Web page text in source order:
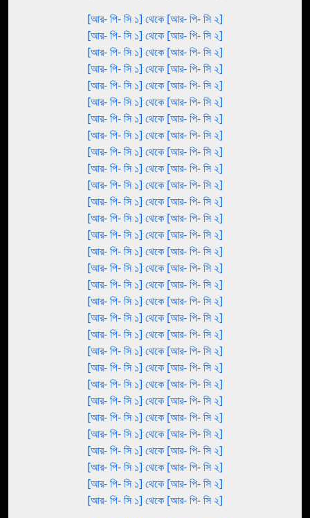
[আর- পি- সি ১] থেকে [আর- পি- সি ২]
[আর- পি- সি ১] থেকে [আর- পি- সি ২]
[আর- পি- সি ১] থেকে [আর- পি- সি ২]
[আর- পি- সি ১] থেকে [আর- পি- সি ২]
[আর- পি- সি ১] থেকে [আর- পি- সি ২]
[আর- পি- সি ১] থেকে [আর- পি- সি ২]
[আর- পি- সি ১] থেকে [আর- পি- সি ২]
[আর- পি- সি ১] থেকে [আর- পি- সি ২]
[আর- পি- সি ১] থেকে [আর- পি- সি ২]
[আর- পি- সি ১] থেকে [আর- পি- সি ২]
[আর- পি- সি ১] থেকে [আর- পি- সি ২]
[আর- পি- সি ১] থেকে [আর- পি- সি ২]
[আর- পি- সি ১] থেকে [আর- পি- সি ২]
[আর- পি- সি ১] থেকে [আর- পি- সি ২]
[আর- পি- সি ১] থেকে [আর- পি- সি ২]
[আর- পি- সি ১] থেকে [আর- পি- সি ২]
[আর- পি- সি ১] থেকে [আর- পি- সি ২]
[আর- পি- সি ১] থেকে [আর- পি- সি ২]
[আর- পি- সি ১] থেকে [আর- পি- সি ২]
[আর- পি- সি ১] থেকে [আর- পি- সি ২]
[আর- পি- সি ১] থেকে [আর- পি- সি ২]
[আর- পি- সি ১] থেকে [আর- পি- সি ২]
[আর- পি- সি ১] থেকে [আর- পি- সি ২]
[আর- পি- সি ১] থেকে [আর- পি- সি ২]
[আর- পি- সি ১] থেকে [আর- পি- সি ২]
[আর- পি- সি ১] থেকে [আর- পি- সি ২]
[আর- পি- সি ১] থেকে [আর- পি- সি ২]
[আর- পি- সি ১] থেকে [আর- পি- সি ২]
[আর- পি- সি ১] থেকে [আর- পি- সি ২]
[আর- পি- সি ১] থেকে [আর- পি- সি ২]